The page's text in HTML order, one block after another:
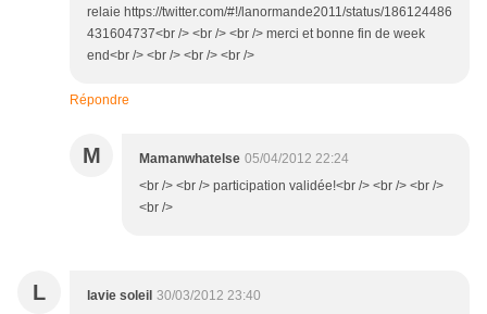
relaie https://twitter.com/#!/lanormande2011/status/186124486
431604737<br /> <br /> <br /> merci et bonne fin de week
end<br /> <br /> <br /> <br />
Répondre
M Mamanwhatelse 05/04/2012 22:24
<br /> <br /> participation validée!<br /> <br /> <br />
<br />
L lavie soleil 30/03/2012 23:40